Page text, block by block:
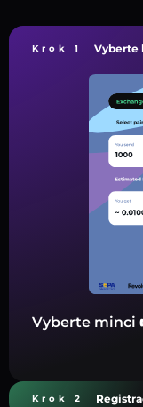
Krok 1 Vyberte
Vyberte minci
Krok 2